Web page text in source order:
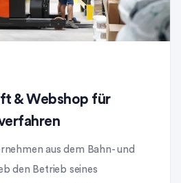
& Webshop für
aus dem Bahn- und
den Betrieb seines